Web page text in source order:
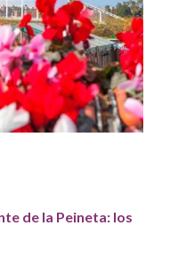
de la Peineta: los